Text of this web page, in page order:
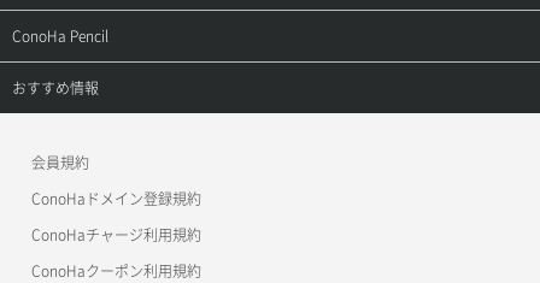
よくある質問
APIドキュメントVPS2.0
APIドキュメントVPS3.0
APIドキュメントVPS2.0
APIドキュメントVPS3.0
ご利用ガイド
サポートトップ
ご利用ガイド
ConoHa Pencil
サポートトップ
おすすめ情報
美雲このは徹底ガイド
会員規約
ConoHaドメイン登録規約
ConoHaチャージ利用規約
ConoHaクーポン利用規約